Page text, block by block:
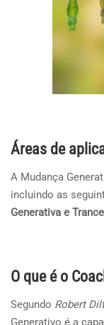
Áreas de
A Mudança
incluindo as
Generativa e
O que é o
Segundo Robert
Generativo é a